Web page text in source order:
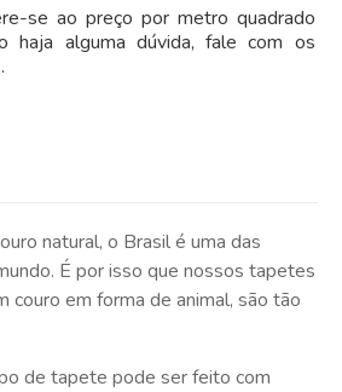
se ao preço por metro quadrado
haja alguma dúvida, fale com os
natural, o Brasil é uma das
É por isso que nossos tapetes
couro em forma de animal, são tão
de tapete pode ser feito com